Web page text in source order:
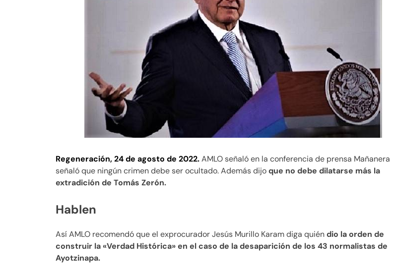
Regeneración, 24 de agosto de 2022.AMLO señaló en la conferencia de prensa Mañanera
señaló que ningún crimen debe ser ocultado. Además dijoque no debe dilatarse más la
extradición de Tomás Zerón.
Hablen
Así AMLO recomendó que el exprocurador Jesús Murillo Karam diga quiéndio la orden de
construir la «Verdad Histórica» en el caso de la desaparición de los 43 normalistas de
Ayotzinapa.